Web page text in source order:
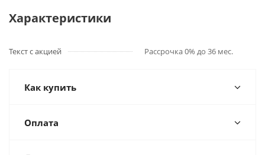
Характеристики
Текст с акцией Рассрочка 0% до 36 мес.
Как купить
Оплата